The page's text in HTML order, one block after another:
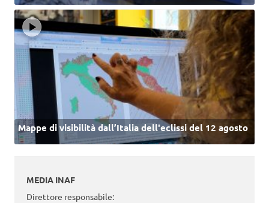
Mappe di visibilità dall’Italia dell'eclissi del 12 agosto
MEDIA INAF
Direttore responsabile: